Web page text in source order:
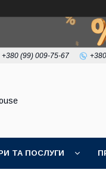
+380 (99) 009-75-67
ТА ПОСЛУГИ